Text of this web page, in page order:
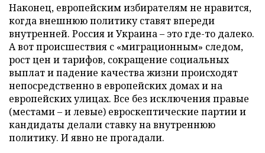
Наконец, европейским избирателям не нравится,
когда внешнюю политику ставят впереди
внутренней. Россия и Украина – это где-то далеко.
А вот происшествия с «миграционным» следом,
рост цен и тарифов, сокращение социальных
выплат и падение качества жизни происходят
непосредственно в европейских домах и на
европейских улицах. Все без исключения правые
(местами – и левые) евроскептические партии и
кандидаты делали ставку на внутреннюю
политику. И явно не прогадали.